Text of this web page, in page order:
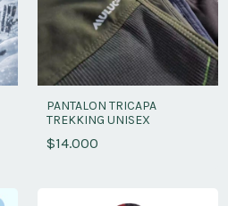
PANTALON TRICAPA
TREKKING UNISEX
$14.000